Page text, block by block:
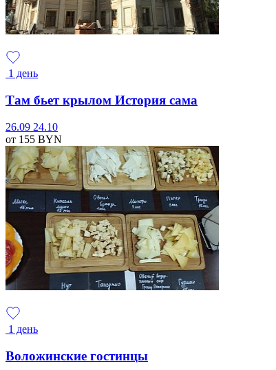
1 день
Там бьет крылом История сама
26.09 24.10
от 155 BYN
1 день
Воложинские гостинцы